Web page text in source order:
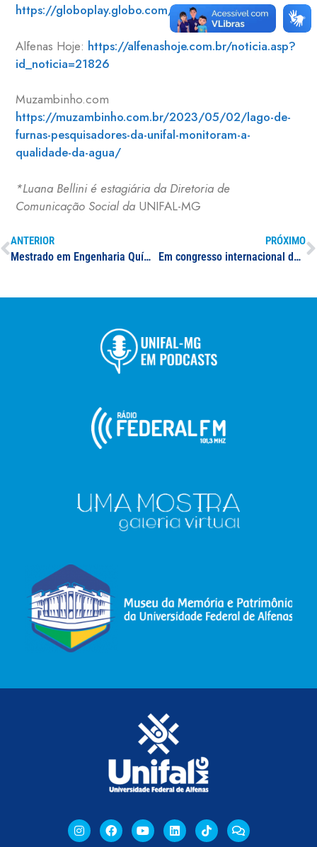
https://globoplay.globo.com/v/11582183/
Alfenas Hoje: https://alfenashoje.com.br/noticia.asp?
id_noticia=21826
Muzambinho.com
https://muzambinho.com.br/2023/05/02/lago-de-
furnas-pesquisadores-da-unifal-monitoram-a-
qualidade-da-agua/
*Luana Bellini é estagiária da Diretoria de
Comunicação Social da UNIFAL-MG
ANTERIOR
Mestrado em Engenharia Química
PRÓXIMO
Em congresso internacional de educação, UNIFAL-MG firma novos acordos de internacionalização